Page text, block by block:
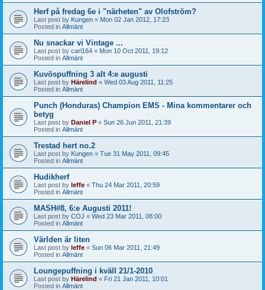
Herf på fredag 6e i "närheten" av Olofström?
Last post by Kungen « Mon 02 Jan 2012, 17:23
Posted in Allmänt
Nu snackar vi Vintage ...
Last post by carl164 « Mon 10 Oct 2011, 19:12
Posted in Allmänt
Kuvöspuffning 3 alt 4:e augusti
Last post by Härelind « Wed 03 Aug 2011, 11:25
Posted in Allmänt
Punch (Honduras) Champion EMS - Mina kommentarer och
betyg
Last post by Daniel P « Sun 26 Jun 2011, 21:39
Posted in Allmänt
Trestad hert no.2
Last post by Kungen « Tue 31 May 2011, 09:45
Posted in Allmänt
Hudikherf
Last post by leffe « Thu 24 Mar 2011, 20:59
Posted in Allmänt
MASH#8, 6:e Augusti 2011!
Last post by COJ « Wed 23 Mar 2011, 08:00
Posted in Allmänt
Världen är liten
Last post by leffe « Sun 06 Mar 2011, 21:49
Posted in Allmänt
Loungepuffning i kväll 21/1-2010
Last post by Härelind « Fri 21 Jan 2011, 10:01
Posted in Allmänt